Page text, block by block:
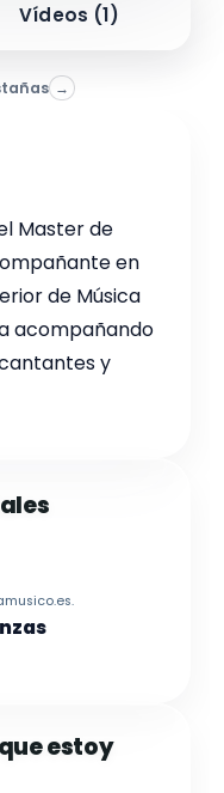
Vídeos (1)
→
Master de
en
de Música
acompañando
y
estoy